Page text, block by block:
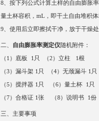
8、按下列公式计算土样的自由膨胀
量土杯容积，mL，即干土自由堆积
9、使用后立即擦拭干净，放于干燥
二、 自由膨胀率测定仪随机附件：
（1）底板 1只 （2）立柱 1根
（3）漏斗架 1只 （4）无颈漏斗 1只
（5）搅拌器 1只 （6）量土杯 1只
（7）合格证 1张 （8）说明书 1份
三、 主要事项